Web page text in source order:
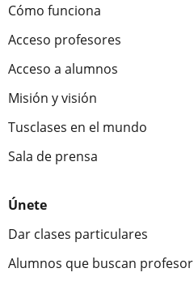
Cómo funciona
Acceso profesores
Acceso a alumnos
Misión y visión
Tusclases en el mundo
Sala de prensa
Únete
Dar clases particulares
Alumnos que buscan profesor